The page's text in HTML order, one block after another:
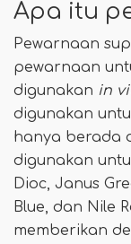
Apa itu
Pewarnaan
pewarnaan
digunakan in
digunakan
hanya berada
digunakan
Dioc, Janus
Blue, dan Nile
memberikan